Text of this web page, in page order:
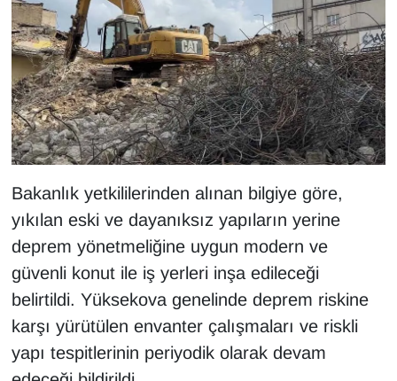
Bakanlık yetkililerinden alınan bilgiye göre,
yıkılan eski ve dayanıksız yapıların yerine
deprem yönetmeliğine uygun modern ve
güvenli konut ile iş yerleri inşa edileceği
belirtildi. Yüksekova genelinde deprem riskine
karşı yürütülen envanter çalışmaları ve riskli
yapı tespitlerinin periyodik olarak devam
SPOR
TEBRİK
TEKNOLOJİ
Turizm
VAN'DA SPOR
Vasıta
YAŞAM
YEREL